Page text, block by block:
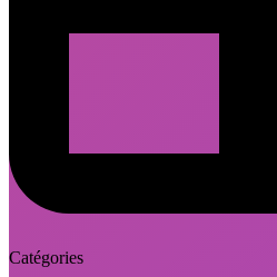
Catégories